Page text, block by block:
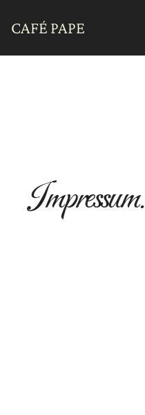
CAFÉ PAPE
Impressum.